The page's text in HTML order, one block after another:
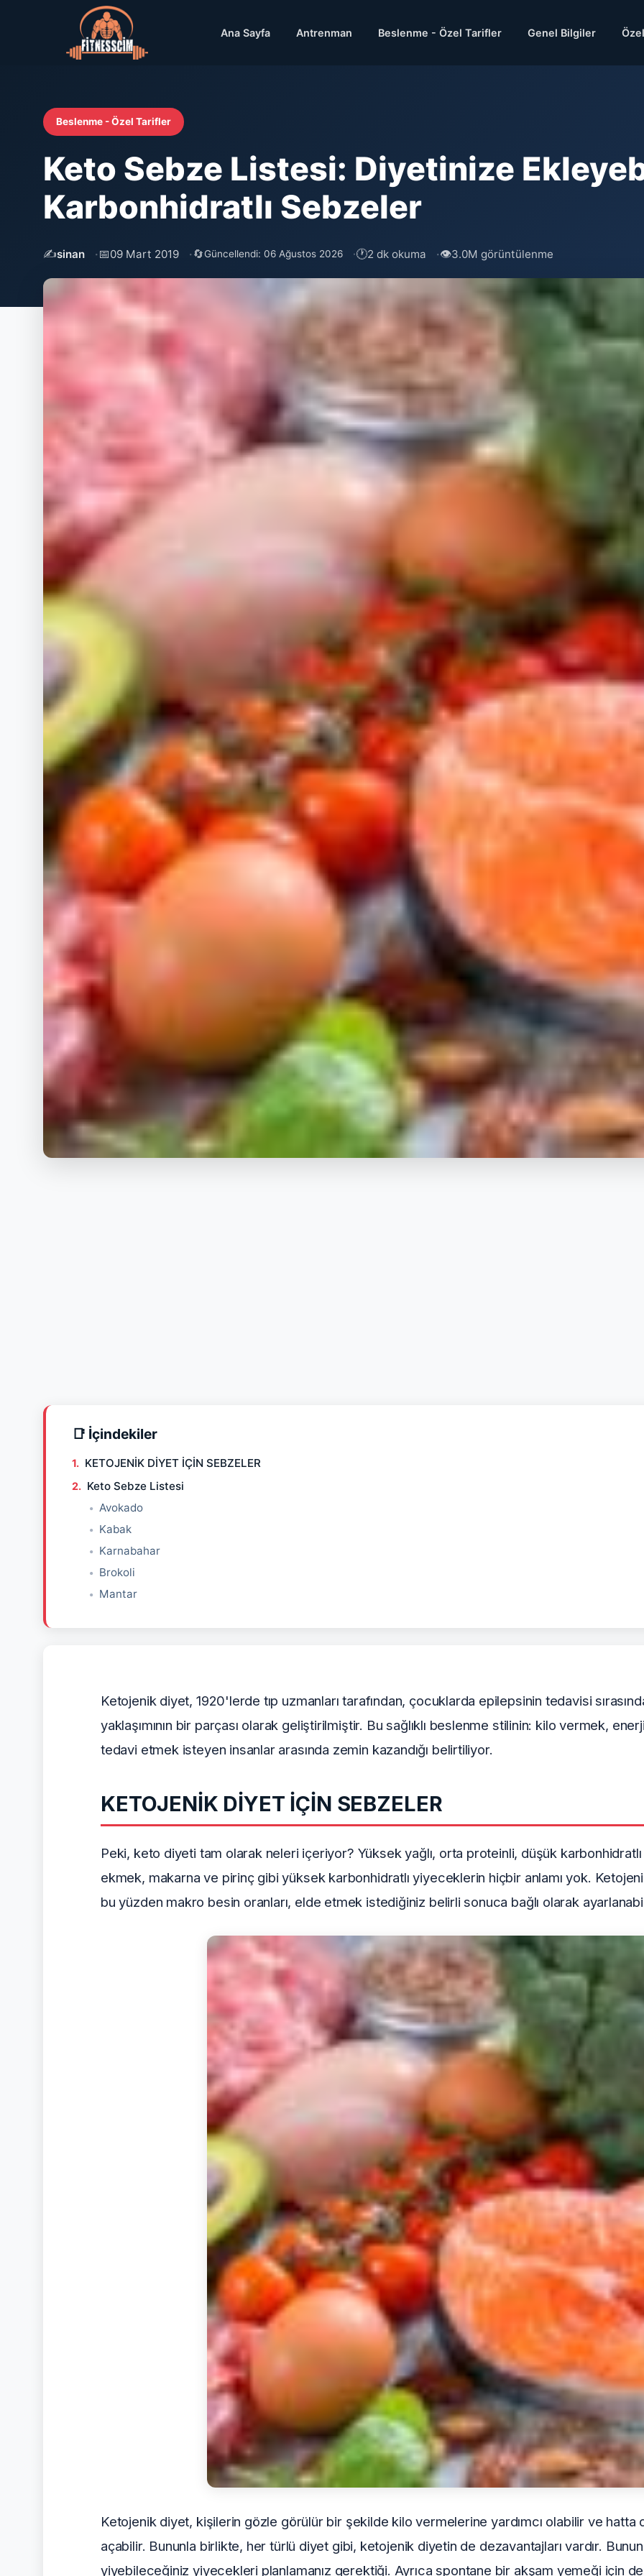
Ana Sayfa Antrenman Beslenme - Özel Tarifler Genel Bilgiler
Beslenme - Özel Tarifler
Keto Sebze Listesi: Diyetinize
Karbonhidratlı Sebzeler
✍️sinan 📅09 Mart 2019 🔄Güncellendi: 06 Ağustos 2026 🕐2 dk okuma 👁3.0M görüntülenme
📑 İçindekiler
KETOJENİK DİYET İÇİN SEBZELER
Keto Sebze Listesi
Avokado
Kabak
Karnabahar
Brokoli
Mantar
Ketojenik diyet, 1920'lerde tıp uzmanları tarafından, çocuklarda epilepsinin tedavisi
yaklaşımının bir parçası olarak geliştirilmiştir. Bu sağlıklı beslenme stilinin: kilo vermek,
tedavi etmek isteyen insanlar arasında zemin kazandığı belirtiliyor.
KETOJENİK DİYET İÇİN SEBZELER
Peki, keto diyeti tam olarak neleri içeriyor? Yüksek yağlı, orta proteinli, düşük
ekmek, makarna ve pirinç gibi yüksek karbonhidratlı yiyeceklerin hiçbir anlamı yok.
bu yüzden makro besin oranları, elde etmek istediğiniz belirli sonuca bağlı olarak
Ketojenik diyet, kişilerin gözle görülür bir şekilde kilo vermelerine yardımcı olabilir ve
açabilir. Bununla birlikte, her türlü diyet gibi, ketojenik diyetin de dezavantajları vardır.
yiyebileceğiniz yiyecekleri planlamanız gerektiği. Ayrıca spontane bir akşam yemeği için